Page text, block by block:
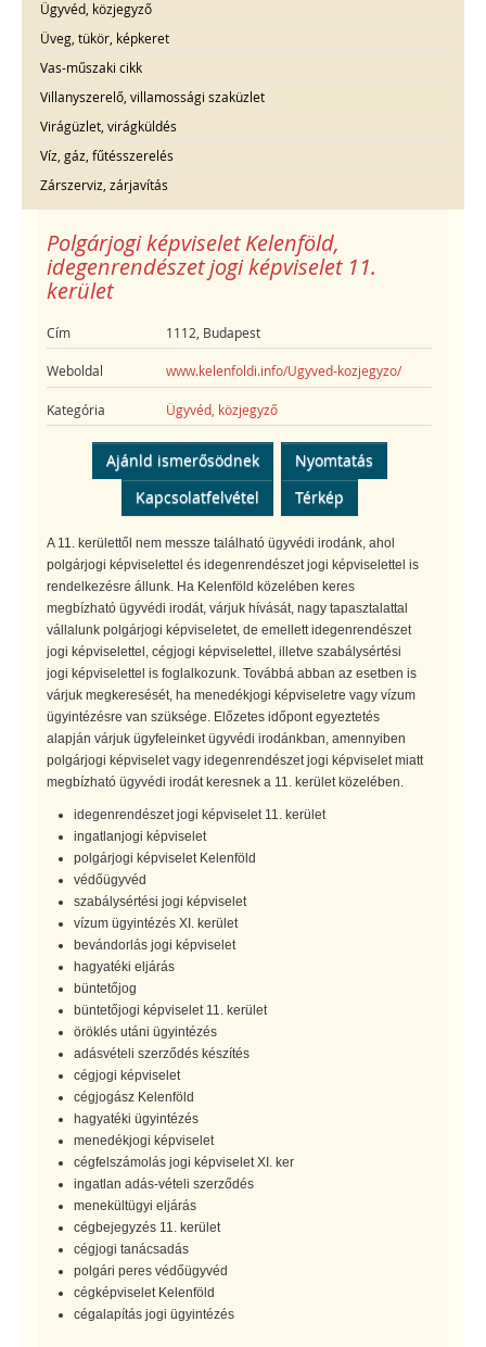
Ügyvéd, közjegyző
Üveg, tükör, képkeret
Vas-műszaki cikk
Villanyszerelő, villamossági szaküzlet
Virágüzlet, virágküldés
Víz, gáz, fűtésszerelés
Zárszerviz, zárjavítás
Polgárjogi képviselet Kelenföld,
idegenrendészet jogi képviselet 11.
kerület
Cím 1112, Budapest
Weboldal www.kelenfoldi.info/Ugyved-kozjegyzo/
Kategória Ügyvéd, közjegyző
Ajánld ismerősödnek
Nyomtatás
Kapcsolatfelvétel
Térkép
A 11. kerülettől nem messze található ügyvédi irodánk, ahol
polgárjogi képviselettel és idegenrendészet jogi képviselettel is
rendelkezésre állunk. Ha Kelenföld közelében keres
megbízható ügyvédi irodát, várjuk hívását, nagy tapasztalattal
vállalunk polgárjogi képviseletet, de emellett idegenrendészet
jogi képviselettel, cégjogi képviselettel, illetve szabálysértési
jogi képviselettel is foglalkozunk. Továbbá abban az esetben is
várjuk megkeresését, ha menedékjogi képviseletre vagy vízum
ügyintézésre van szüksége. Előzetes időpont egyeztetés
alapján várjuk ügyfeleinket ügyvédi irodánkban, amennyiben
polgárjogi képviselet vagy idegenrendészet jogi képviselet miatt
megbízható ügyvédi irodát keresnek a 11. kerület közelében.
idegenrendészet jogi képviselet 11. kerület
ingatlanjogi képviselet
polgárjogi képviselet Kelenföld
védőügyvéd
szabálysértési jogi képviselet
vízum ügyintézés XI. kerület
bevándorlás jogi képviselet
hagyatéki eljárás
büntetőjog
büntetőjogi képviselet 11. kerület
öröklés utáni ügyintézés
adásvételi szerződés készítés
cégjogi képviselet
cégjogász Kelenföld
hagyatéki ügyintézés
menedékjogi képviselet
cégfelszámolás jogi képviselet XI. ker
ingatlan adás-vételi szerződés
menekültügyi eljárás
cégbejegyzés 11. kerület
cégjogi tanácsadás
polgári peres védőügyvéd
cégképviselet Kelenföld
cégalapítás jogi ügyintézés